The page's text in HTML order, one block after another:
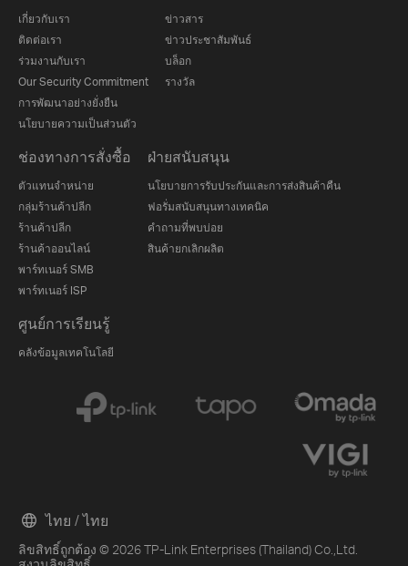
เกี่ยวกับเรา
ติดต่อเรา
ร่วมงานกับเรา
Our Security Commitment
การพัฒนาอย่างยั่งยืน
นโยบายความเป็นส่วนตัว
ข่าวสาร
ข่าวประชาสัมพันธ์
บล็อก
รางวัล
ช่องทางการสั่งซื้อ
ตัวแทนจำหน่าย
กลุ่มร้านค้าปลีก
ร้านค้าปลีก
ร้านค้าออนไลน์
พาร์ทเนอร์ SMB
พาร์ทเนอร์ ISP
ฝ่ายสนับสนุน
นโยบายการรับประกันและการส่งสินค้าคืน
ฟอรั่มสนับสนุนทางเทคนิค
คำถามที่พบบ่อย
สินค้ายกเลิกผลิต
ศูนย์การเรียนรู้
คลังข้อมูลเทคโนโลยี
ลิขสิทธิ์ถูกต้อง © 2026 TP-Link Enterprises (Thailand) Co.,Ltd.
ไทย / ไทย